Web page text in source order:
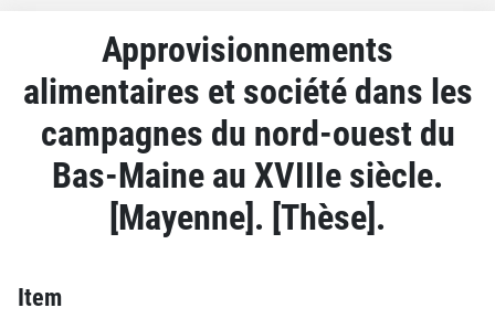
Approvisionnements
alimentaires et société dans les
campagnes du nord-ouest du
Bas-Maine au XVIIIe siècle.
[Mayenne]. [Thèse].
Item